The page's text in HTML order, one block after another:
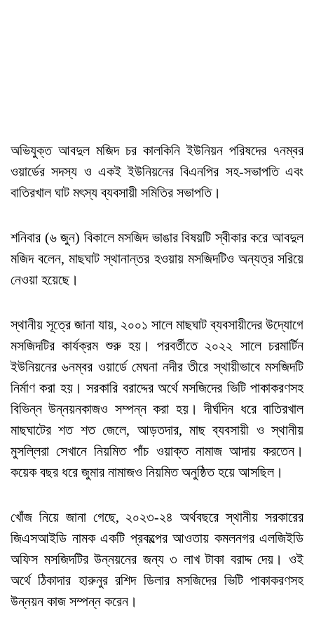
অভিযুক্ত আবদুল মজিদ চর কালকিনি ইউনিয়ন পরিষদের ৭নম্বর
ওয়ার্ডের সদস্য ও একই ইউনিয়নের বিএনপির সহ-সভাপতি এবং
বাতিরখাল ঘাট মৎস্য ব্যবসায়ী সমিতির সভাপতি।
শনিবার (৬ জুন) বিকালে মসজিদ ভাঙার বিষয়টি স্বীকার করে আবদুল
মজিদ বলেন, মাছঘাট স্থানান্তর হওয়ায় মসজিদটিও অন্যত্র সরিয়ে
নেওয়া হয়েছে।
স্থানীয় সূত্রে জানা যায়, ২০০১ সালে মাছঘাট ব্যবসায়ীদের উদ্যোগে
মসজিদটির কার্যক্রম শুরু হয়। পরবর্তীতে ২০২২ সালে চরমার্টিন
ইউনিয়নের ৬নম্বর ওয়ার্ডে মেঘনা নদীর তীরে স্থায়ীভাবে মসজিদটি
নির্মাণ করা হয়। সরকারি বরাদ্দের অর্থে মসজিদের ভিটি পাকাকরণসহ
বিভিন্ন উন্নয়নকাজও সম্পন্ন করা হয়। দীর্ঘদিন ধরে বাতিরখাল
মাছঘাটের শত শত জেলে, আড়তদার, মাছ ব্যবসায়ী ও স্থানীয়
মুসল্লিরা সেখানে নিয়মিত পাঁচ ওয়াক্ত নামাজ আদায় করতেন।
কয়েক বছর ধরে জুমার নামাজও নিয়মিত অনুষ্ঠিত হয়ে আসছিল।
খোঁজ নিয়ে জানা গেছে, ২০২৩-২৪ অর্থবছরে স্থানীয় সরকারের
জিএসআইডি নামক একটি প্রকল্পের আওতায় কমলনগর এলজিইডি
অফিস মসজিদটির উন্নয়নের জন্য ৩ লাখ টাকা বরাদ্দ দেয়। ওই
অর্থে ঠিকাদার হারুনুর রশিদ ডিলার মসজিদের ভিটি পাকাকরণসহ
উন্নয়ন কাজ সম্পন্ন করেন।